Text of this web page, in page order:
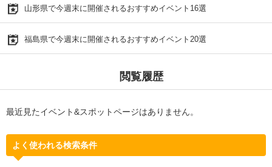
山形県で今週末に開催されるおすすめイベント16選
福島県で今週末に開催されるおすすめイベント20選
閲覧履歴
最近見たイベント&スポットページはありません。
よく使われる検索条件